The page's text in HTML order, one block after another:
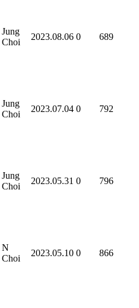
Jung
Choi
2023.08.06 0 689
Jung
Choi
2023.07.04 0 792
Jung
Choi
2023.05.31 0 796
N
Choi
2023.05.10 0 866